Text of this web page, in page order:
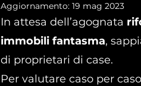
Aggiornamento: 19 mag 2023
In attesa dell’agognata
immobili fantasma,
di proprietari di case.
Per valutare caso per